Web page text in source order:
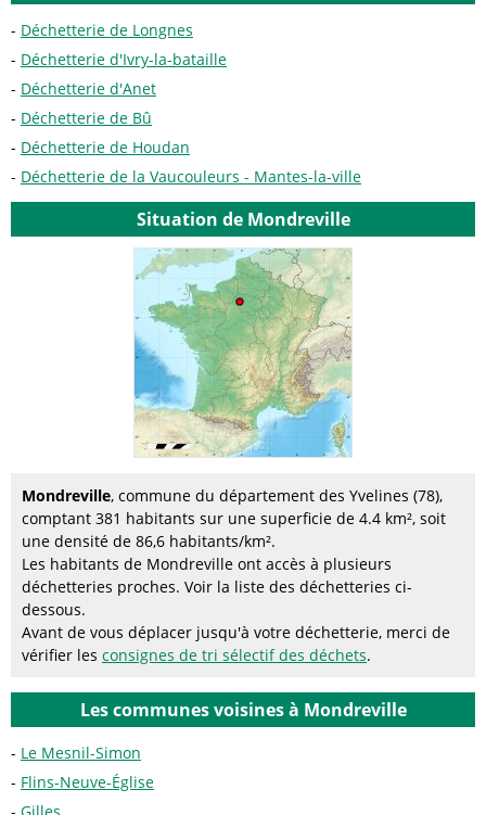
Déchetterie de Longnes
Déchetterie d'Ivry-la-bataille
Déchetterie d'Anet
Déchetterie de Bû
Déchetterie de Houdan
Déchetterie de la Vaucouleurs - Mantes-la-ville
Situation de Mondreville
Mondreville, commune du département des Yvelines (78),
comptant 381 habitants sur une superficie de 4.4 km², soit
une densité de 86,6 habitants/km².
Les habitants de Mondreville ont accès à plusieurs
déchetteries proches. Voir la liste des déchetteries ci-
dessous.
Avant de vous déplacer jusqu'à votre déchetterie, merci de
vérifier les consignes de tri sélectif des déchets.
Les communes voisines à Mondreville
Le Mesnil-Simon
Flins-Neuve-Église